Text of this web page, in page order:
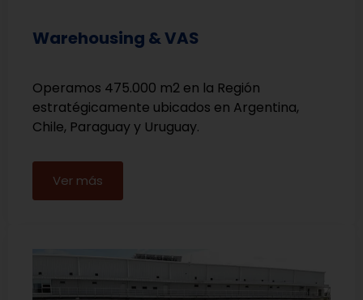
Warehousing & VAS
Operamos 475.000 m2 en la Región
estratégicamente ubicados en Argentina,
Chile, Paraguay y Uruguay.
Ver más